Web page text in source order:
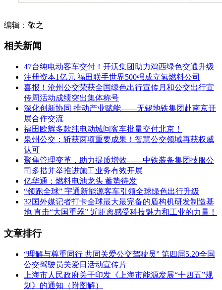
编辑：敬之
相关新闻
47台纯电动客车交付！开沃集团助力鸡西绿色交通升级
注册资本1亿元 福田联手世界500强成立氢燃料公司
喜报！沧州公交荣获全国绿色出行宣传月和公交出行宣
传周活动成绩突出集体称号
深化创新协同 推动产业赋能——无锡地铁集团赴南京开
展合作交流
福田欧辉多款纯电动城间客车批量交付北京！
泉州公交：斩获两项重要成果！智慧公交领域再获权威
认可
聚焦管理变革，助力提质增效——中铁装备集团技服公
司多措并举推进施工业务有效开展
亿华通：燃料电池龙头 蓄势待发
“领跑全球” 宇通新能源客车引领全球绿色出行升级
​32国外媒记者打卡全球最大最完备的盾构机研发制造基
地 直击“大国重器” 近距离感受科技魅力和工业的力量！
文章排行
“理解与尊重同行 共同关爱公交驾驶员” 第四届5.20全国
公交驾驶员关爱日活动宣传片
上海市人民政府关于印发《上海市能源发展“十四五”规
划》的通知（附图解）